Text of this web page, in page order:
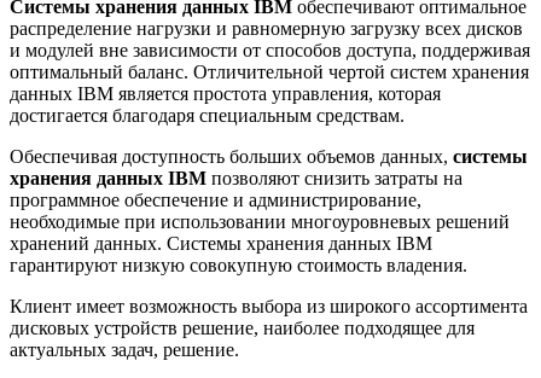
Системы хранения данных IBM обеспечивают оптимальное
распределение нагрузки и равномерную загрузку всех дисков
и модулей вне зависимости от способов доступа, поддерживая
оптимальный баланс. Отличительной чертой систем хранения
данных IBM является простота управления, которая
достигается благодаря специальным средствам.
Обеспечивая доступность больших объемов данных, системы
хранения данных IBM позволяют снизить затраты на
программное обеспечение и администрирование,
необходимые при использовании многоуровневых решений
хранений данных. Системы хранения данных IBM
гарантируют низкую совокупную стоимость владения.
Клиент имеет возможность выбора из широкого ассортимента
дисковых устройств решение, наиболее подходящее для
актуальных задач, решение.